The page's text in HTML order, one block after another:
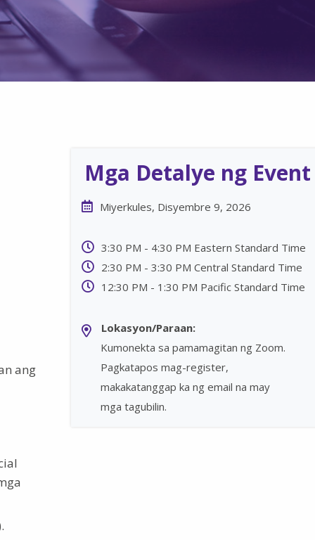
ang
Mga Detalye ng Event
Miyerkules, Disyembre 9, 2026
3:30 PM - 4:30 PM Eastern Standard Time
2:30 PM - 3:30 PM Central Standard Time
12:30 PM - 1:30 PM Pacific Standard Time
Lokasyon/Paraan:
Kumonekta sa pamamagitan ng Zoom.
Pagkatapos mag-register,
makakatanggap ka ng email na may
mga tagubilin.